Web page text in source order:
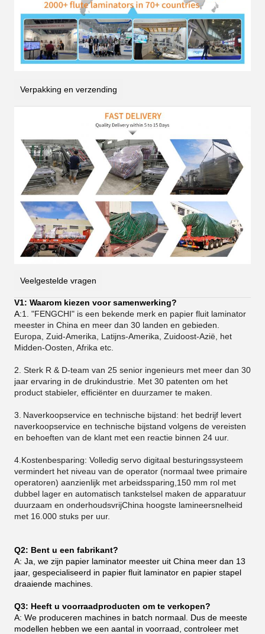
Verpakking en verzending
Veelgestelde vragen
V1: Waarom kiezen voor samenwerking?
A:1. "FENGCHI" is een bekende merk en papier fluit laminator
meester in China en meer dan 30 landen en gebieden.
Europa, Zuid-Amerika, Latijns-Amerika, Zuidoost-Azië, het
Midden-Oosten, Afrika etc.
2. Sterk R & D-team van 25 senior ingenieurs met meer dan 30
jaar ervaring in de drukindustrie. Met 30 patenten om het
product stabieler, efficiënter en duurzamer te maken.
3. Naverkoopservice en technische bijstand: het bedrijf levert
naverkoopservice en technische bijstand volgens de vereisten
en behoeften van de klant met een reactie binnen 24 uur.
4.Kostenbesparing: Volledig servo digitaal besturingssysteem
vermindert het niveau van de operator (normaal twee primaire
operatoren) aanzienlijk met arbeidssparing,150 mm rol met
dubbel lager en automatisch tankstelsel maken de apparatuur
duurzaam en onderhoudsvrijChina hoogste lamineersnelheid
met 16.000 stuks per uur.
Q2: Bent u een fabrikant?
A: Ja, we zijn papier laminator meester uit China meer dan 13
jaar, gespecialiseerd in papier fluit laminator en papier stapel
draaiende machines.
Q3: Heeft u voorraadproducten om te verkopen?
A: We produceren machines in batch normaal. Dus de meeste
modellen hebben we een aantal in voorraad, controleer met